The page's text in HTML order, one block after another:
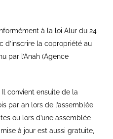
à la loi Alur du 24
d’inscrire la copropriété au
par l’Anah (Agence
convient ensuite de la
par an lors de l’assemblée
ou lors d’une assemblée
à jour est aussi gratuite,